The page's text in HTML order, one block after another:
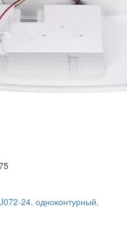
24, одноконтурный,